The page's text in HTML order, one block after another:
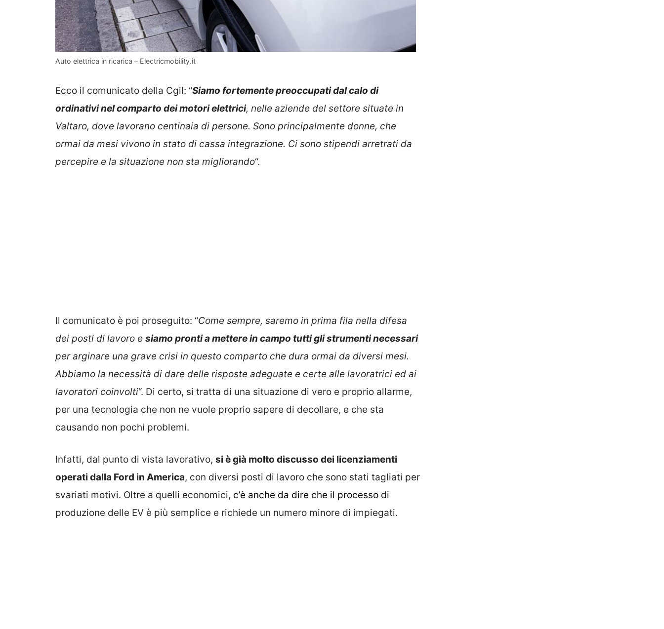
Auto elettrica in ricarica – Electricmobility.it
Ecco il comunicato della Cgil: “Siamo fortemente preoccupati dal calo di
ordinativi nel comparto dei motorielettrici, nelle aziende del settore situate in
Valtaro, dove lavorano centinaia di persone. Sono principalmente donne, che
ormai da mesi vivono in stato di cassa integrazione. Ci sono stipendi arretrati da
percepire e la situazione non sta migliorando“.
Il comunicato è poi proseguito: “Come sempre, saremo in prima fila nella difesa
dei posti di lavoro e siamo pronti a mettere in campo tutti gli strumenti necessari
per arginare una grave crisi in questo comparto che dura ormai da diversi mesi.
Abbiamo la necessità di dare delle risposte adeguate e certe alle lavoratrici ed ai
lavoratori coinvolti“. Di certo, si tratta di una situazione di vero e proprio allarme,
per una tecnologia che non ne vuole proprio sapere di decollare, e che sta
causando non pochi problemi.
Infatti, dal punto di vista lavorativo, si è già molto discusso dei licenziamenti
operati dalla Ford in America, con diversi posti di lavoro che sono stati tagliati per
svariati motivi. Oltre a quelli economici, c’è anche da dire che il processo di
produzione delle EV è più semplice e richiede un numero minore di impiegati.